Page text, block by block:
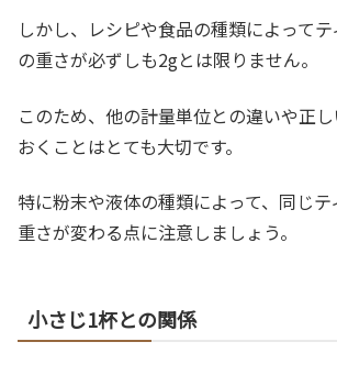
しかし、レシピや食品の種類によって
の重さが必ずしも2gとは限りません。
このため、他の計量単位との違いや正
おくことはとても大切です。
特に粉末や液体の種類によって、同じテ
重さが変わる点に注意しましょう。
小さじ1杯との関係